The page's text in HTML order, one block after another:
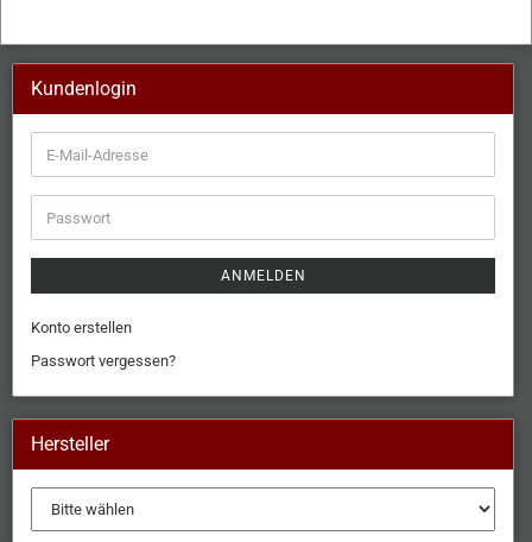
Kundenlogin
ANMELDEN
Konto erstellen
Passwort vergessen?
Hersteller